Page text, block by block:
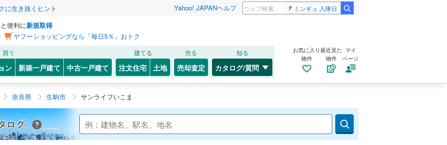
生き抜くヒント Yahoo! JAPANヘルプ ミンギュ 入隊日
便利に新規取得
ヤフーショッピングなら「毎日5％」おトク
買う
ン 新築一戸建て 中古一戸建て
建てる
注文住宅 土地
売る
売却査定
知る
カタログ/質問
お気に入り
物件
最近見た
物件
マイ
ページ
奈良県 生駒市 サンライフいこま
Yahoo!不動産 マンションカタログ